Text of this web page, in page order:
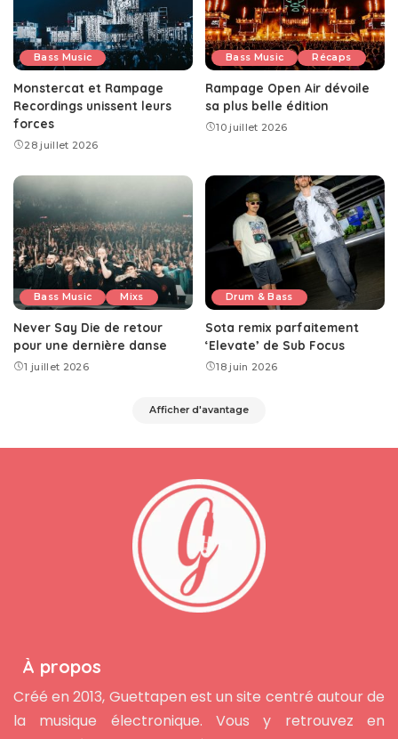
Bass Music
Monstercat et Rampage
Recordings unissent leurs
forces
28 juillet 2026
Bass Music Récaps
Rampage Open Air dévoile
sa plus belle édition
10 juillet 2026
Bass Music Mixs
Never Say Die de retour
pour une dernière danse
1 juillet 2026
Drum & Bass
Sota remix parfaitement
‘Elevate’ de Sub Focus
18 juin 2026
Afficher d'avantage
À propos
Créé en 2013, Guettapen est un site centré autour de
la musique électronique. Vous y retrouvez en